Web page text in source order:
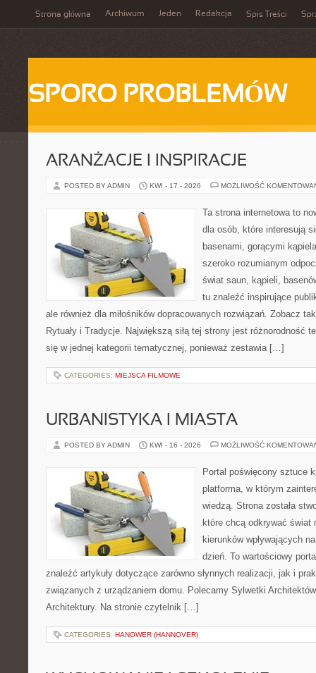
Strona główna Archiwum Jeden Redakcja Spis Treści
SPORO PROBLEMÓW
ARANŻACJE I INSPIRACJE
POSTED BY ADMIN KWI - 17 - 2026 MOŻLIWOŚĆ
Ta strona internetowa to
dla osób, które interesują
basenami, gorącymi
szeroko rozumianym
świat saun, kąpieli,
tu znaleźć inspirujące
ale również dla miłośników dopracowanych rozwiązań. Zobacz
Rytuały i Tradycje. Największą siłą tej strony jest różnorodność
się w jednej kategorii tematycznej, ponieważ zestawia […]
CATEGORIES: MIEJSCA FILMOWE
URBANISTYKA I MIASTA
POSTED BY ADMIN KWI - 16 - 2026 MOŻLIWOŚĆ
Portal poświęcony sztuce
platforma, w którym
wiedzą. Strona została
które chcą odkrywać
kierunków wpływających
dzień. To wartościowy
znaleźć artykuły dotyczące zarówno słynnych realizacji, jak i
związanych z urządzaniem domu. Polecamy Sylwetki
Architektury. Na stronie czytelnik […]
CATEGORIES: HANOWER (HANNOVER)